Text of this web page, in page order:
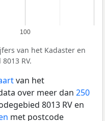
100
van het Kadaster en
RV.
van het
over meer dan 250
8013 RV en
met postcode